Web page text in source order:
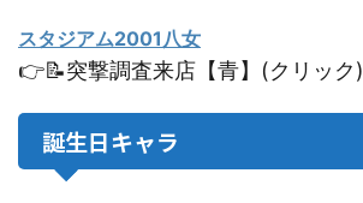
スタジアム2001八女
👉📝突撃調査来店【青】(クリック)
誕生日キャラ